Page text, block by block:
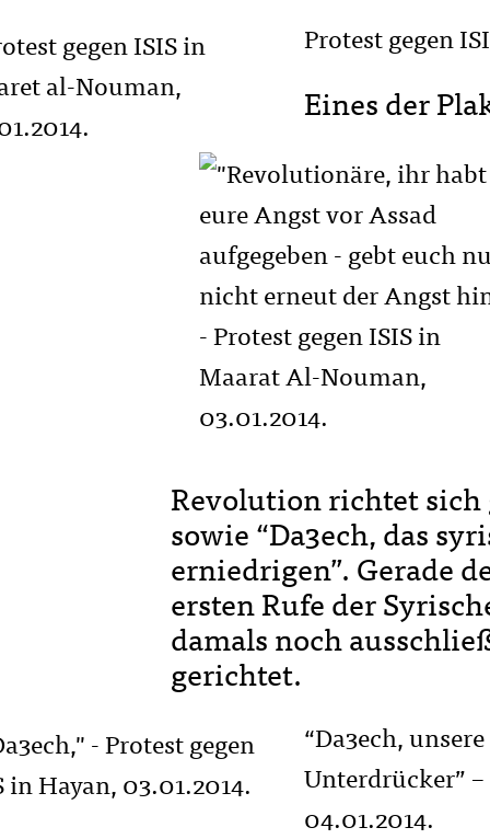
Protest gegen
Eines der
Revolution richtet sich
sowie “Da3ech, das
erniedrigen”. Gerade
ersten Rufe der
damals noch
gerichtet.
“Da3ech,
Unterdrücker”
04.01.2014.